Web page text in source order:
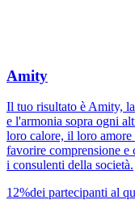
Amity
Il tuo risultato è Amity,
e l'armonia sopra ogni
loro calore, il loro amore
favorire comprensione e
i consulenti della società.
12%dei partecipanti al